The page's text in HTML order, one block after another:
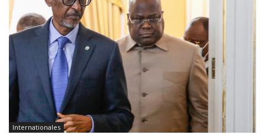
Internationales